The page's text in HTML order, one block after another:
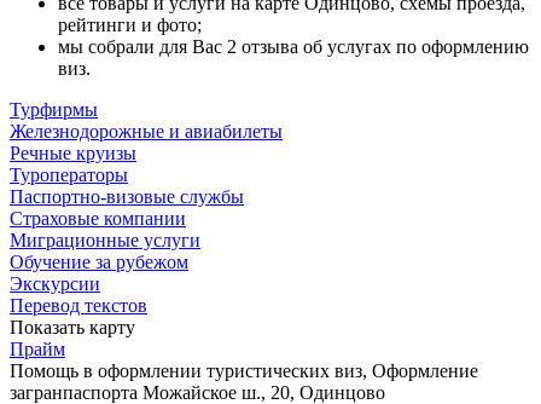
рейтинги и фото;
мы собрали для Вас 2 отзыва об услугах по оформлению
виз.
Турфирмы
Железнодорожные и авиабилеты
Речные круизы
Туроператоры
Паспортно-визовые службы
Страховые компании
Миграционные услуги
Обучение за рубежом
Экскурсии
Перевод текстов
Показать карту
Прайм
Помощь в оформлении туристических виз, Оформление
загранпаспорта Можайское ш., 20, Одинцово